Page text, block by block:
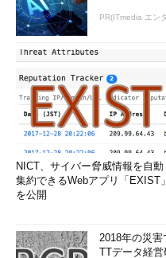
て、「技術的な対策も大事だ
していかなくてはならない」
に取り組むことが重要だと呼
既に報告書が公開されてい
生労働省では今回の事案を受
の設置やCISO／CSIRTの即応
化、職員に対する教育・訓練
価とインターネット分離、入
策といった再発防止策をとる
し、その幾つかは既に実施に
対する意識が希薄で、備えが
た。組織的な危機管理体制が
PR(ITmedia エン
NICT、サイバー脅威情報を自動
集約できるWebアプリ「EXIST」
を公開
2018年の災
TTデータ経